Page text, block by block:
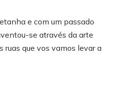
e com um passado
se através da arte
ruas que vos vamos levar a